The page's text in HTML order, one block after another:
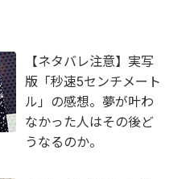
【ネタバレ注意】実写
版「秒速5センチメート
ル」の感想。夢が叶わ
なかった人はその後ど
うなるのか。